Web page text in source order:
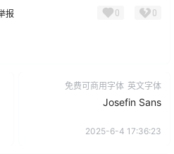
报 0 0
免费可商用字体 英文字体
Josefin Sans
2025-6-4 17:36:23